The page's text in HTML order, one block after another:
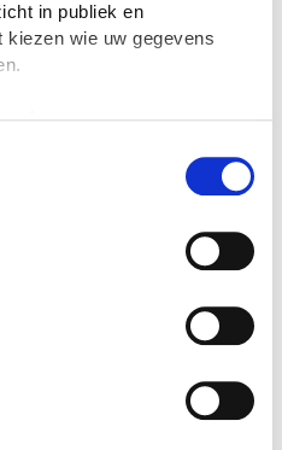
in publiek en
wie uw gegevens
ook graag:
nauwkeurig kan zijn
(fingerprinting)
gegevens worden
moment wijzigen of
en advertenties te
voor social media te bieden